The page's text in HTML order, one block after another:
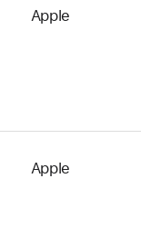
Apple
Apple